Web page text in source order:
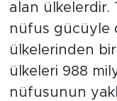
alan ülkelerdir.
nüfus gücüyle
ülkelerinden
ülkeleri 988
nüfusunun